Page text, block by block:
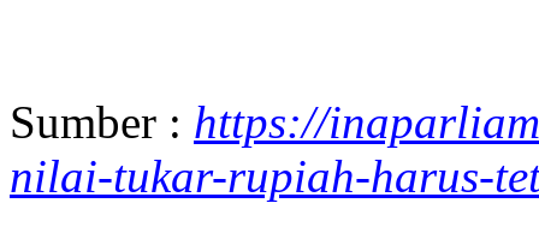
Sumber : https://
nilai-tukar-rupiah-harus-